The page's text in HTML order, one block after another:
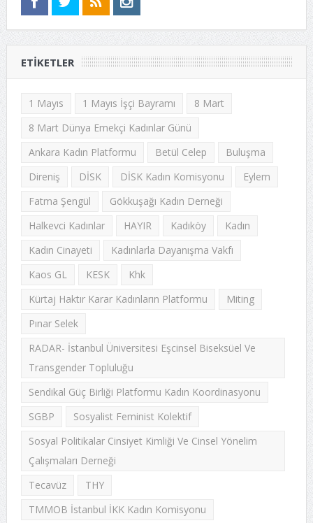
ETIKETLER
1 Mayıs 1 Mayıs İşçi Bayramı
8 Mart
8 Mart Dünya Emekçi Kadınlar Günü
Ankara Kadın Platformu
Betül Celep
Buluşma
Direniş
DİSK DİSK Kadın Komisyonu
Eylem
Fatma Şengül
Gökkuşağı Kadın Derneği
Halkevci Kadınlar
HAYIR Kadıköy
Kadın
Kadın Cinayeti
Kadınlarla Dayanışma Vakfı
Kaos GL
KESK
Khk
Kürtaj Haktır Karar Kadınların Platformu
Miting
Pınar Selek
RADAR- İstanbul Üniversitesi Eşcinsel Biseksüel Ve
Transgender Topluluğu
Sendikal Güç Birliği Platformu Kadın Koordinasyonu
SGBP
Sosyalist Feminist Kolektif
Sosyal Politikalar Cinsiyet Kimliği Ve Cinsel Yönelim
Çalışmaları Derneği
Tecavüz
THY
TMMOB İstanbul İKK Kadın Komisyonu